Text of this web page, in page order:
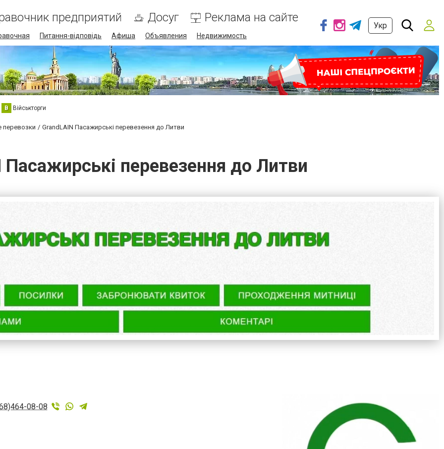
предприятий Досуг Реклама на сайте
Питання-відповідь Афиша Объявления Недвижимость
Укр
В Військторги
перевозки GrandLAIN Пасажирські перевезення до Литви
Пасажирські перевезення до Литви
08-08